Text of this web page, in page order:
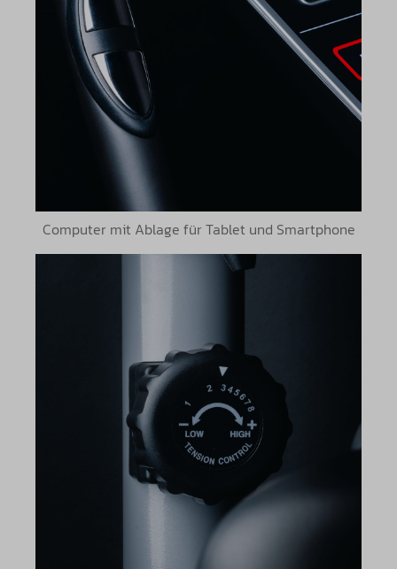
Computer mit Ablage für Tablet und Smartphone